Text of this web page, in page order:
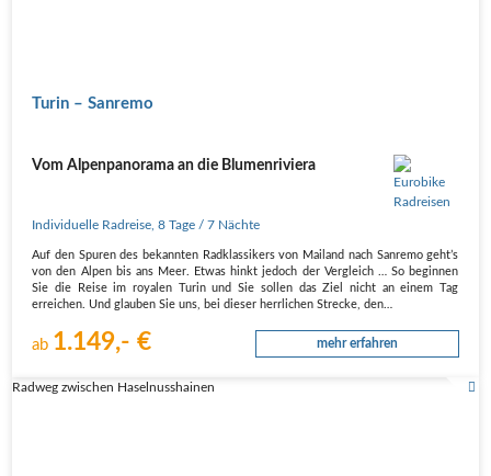
Turin – Sanremo
Vom Alpenpanorama an die Blumenriviera
Individuelle Radreise ,8 Tage / 7 Nächte
Auf den Spuren des bekannten Radklassikers von Mailand nach Sanremo geht’s
von den Alpen bis ans Meer. Etwas hinkt jedoch der Vergleich … So beginnen
Sie die Reise im royalen Turin und Sie sollen das Ziel nicht an einem Tag
erreichen. Und glauben Sie uns, bei dieser herrlichen Strecke, den…
ab 1.149,- € mehr erfahren
Radweg zwischen Haselnusshainen